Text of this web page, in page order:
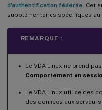
d’authentification fédérée . Cet
supplémentaires spécifiques au
REMARQUE :
Le VDA Linux ne prend
Comportement en
Le VDA Linux utilise des
des données aux serveurs